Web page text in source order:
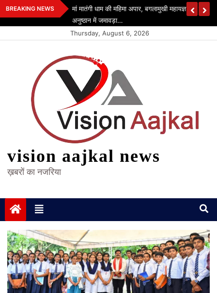
Skip
to
BREAKING NEWS
मां मातंगी धाम की महिमा अपार, बगलामुखी महायज्ञ रचा
अनुष्ठान में जमावड़ा…
Thursday, August 6, 2026
vision aajkal news
ख़बरों का नजरिया